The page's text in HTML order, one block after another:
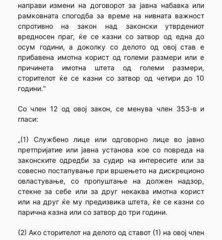
направи измени на договорот за јавна набавка или
рамковната спогодба за време на нивната важност
спротивно на закон над законски утврдениот
вредносен праг, ќе се казни со затвор од една до
осум години, а доколку со делото од овој став е
прибавена имотна корист од големи размери или е
причинета имотна штета од големи размери,
сторителот ќе се казни со затвор од четири до 10
години.“
Со член 12 од овој закон, се менува член 353-в и
гласи:
„(1) Службено лице или одговорно лице во јавно
претпријатие или јавна установа кое со повреда на
законските одредби за судир на интересите или за
совесно постапување при вршењето на дискреционо
овластување, со пропуштање на должен надзор,
стекне за себе или за друг некаква имотна корист
или на друг ќе му предизвика штета, ќе се казни со
парична казна или со затвор до три години.
(2) Ако сторителот на делото од ставот (1) на овој член